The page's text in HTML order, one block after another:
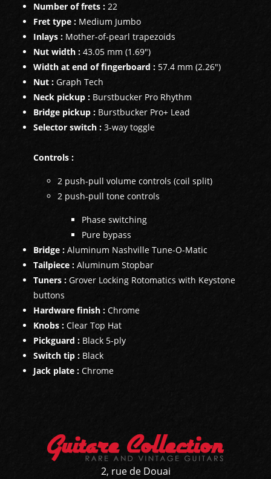
Number of frets : 22
Fret type : Medium Jumbo
Inlays : Mother-of-pearl trapezoids
Nut width : 43.05 mm (1.69")
Width at end of fingerboard : 57.4 mm (2.26")
Nut : Graph Tech
Neck pickup : Burstbucker Pro Rhythm
Bridge pickup : Burstbucker Pro+ Lead
Selector switch : 3-way toggle
Controls :
2 push-pull volume controls (coil split)
2 push-pull tone controls
Phase switching
Pure bypass
Bridge : Aluminum Nashville Tune-O-Matic
Tailpiece : Aluminum Stopbar
Tuners : Grover Locking Rotomatics with Keystone
buttons
Hardware finish : Chrome
Knobs : Clear Top Hat
Pickguard : Black 5-ply
Switch tip : Black
Jack plate : Chrome
2, rue de Douai